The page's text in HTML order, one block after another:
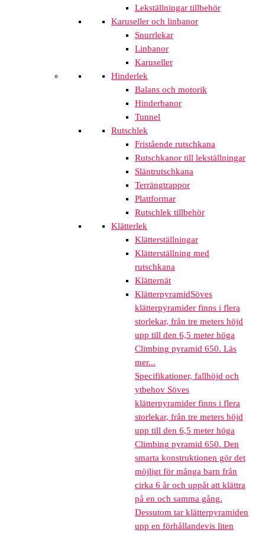
Lekställningar tillbehör
Karuseller och linbanor
Snurrlekar
Linbanor
Karuseller
Hinderlek
Balans och motorik
Hinderbanor
Tunnel
Rutschlek
Fristående rutschkana
Rutschkanor till lekställningar
Släntrutschkana
Terrängtrappor
Plattformar
Rutschlek tillbehör
Klätterlek
Klätterställningar
Klätterställning med
rutschkana
Klätternät
KlätterpyramidSöves
klätterpyramider finns i flera
storlekar, från tre meters höjd
upp till den 6,5 meter höga
Climbing pyramid 650. Läs
mer...
Specifikationer, fallhöjd och
ytbehov Söves
klätterpyramider finns i flera
storlekar, från tre meters höjd
upp till den 6,5 meter höga
Climbing pyramid 650. Den
smarta konstruktionen gör det
möjligt för många barn från
cirka 6 år och uppåt att klättra
på en och samma gång.
Dessutom tar klätterpyramiden
upp en förhållandevis liten